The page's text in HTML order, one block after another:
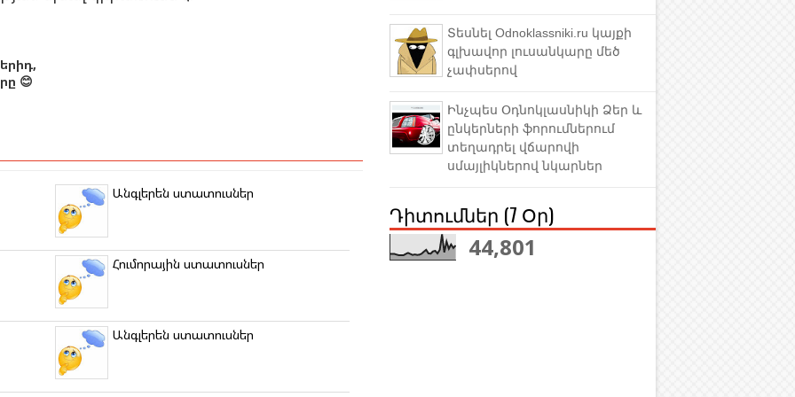
😊
Անգլերեն ստատուսներ
Հումորային ստատուսներ
Անգլերեն ստատուսներ
Տեսնել Odnoklassniki.ru կայքի
գլխավոր լուսանկարը մեծ
չափսերով
Ինչպես Օդնոկլասնիկի Ձեր և
ընկերների ֆորումներում
տեղադրել վճարովի
սմայլիկներով նկարներ
Դիտումներ (7 Օր)
44,801